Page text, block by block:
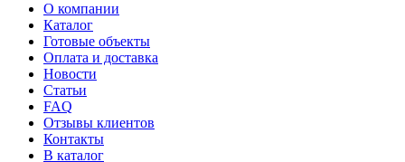
О компании
Каталог
Готовые объекты
Оплата и доставка
Новости
Статьи
FAQ
Отзывы клиентов
Контакты
В каталог